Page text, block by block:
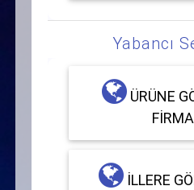
Yabancı
ÜRÜNE
İLLERE